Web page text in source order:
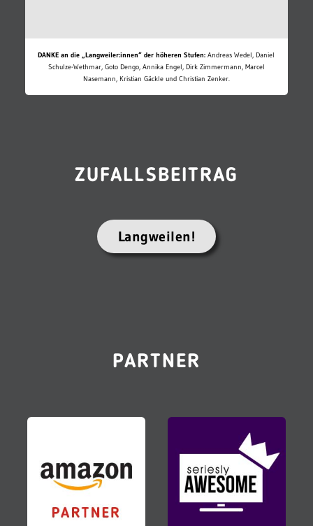
DANKE an die „Langweiler:innen“ der höheren Stufen: Andreas Wedel, Daniel
Schulze-Wethmar, Goto Dengo, Annika Engel, Dirk Zimmermann, Marcel
Nasemann, Kristian Gäckle und Christian Zenker.
ZUFALLSBEITRAG
Langweilen!
PARTNER